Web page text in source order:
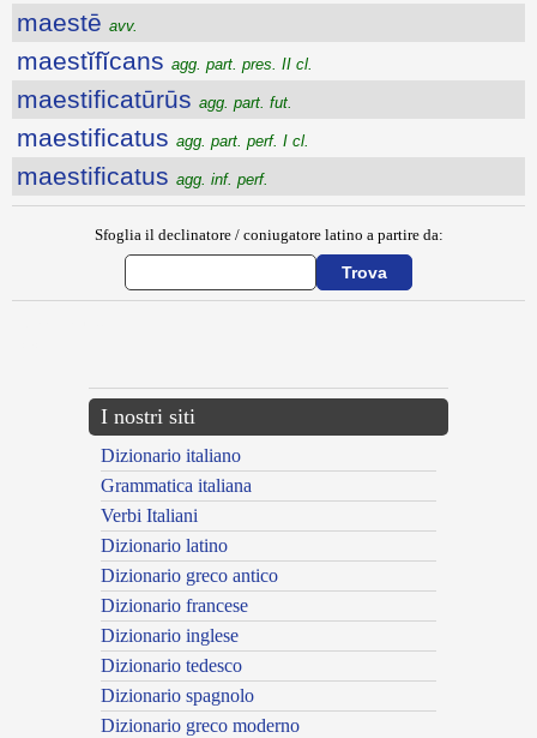
maestē avv.
maestĭfĭcans agg. part. pres. II cl.
maestificatūrūs agg. part. fut.
maestificatus agg. part. perf. I cl.
maestificatus agg. inf. perf.
Sfoglia il declinatore / coniugatore latino a partire da:
I nostri siti
Dizionario italiano
Grammatica italiana
Verbi Italiani
Dizionario latino
Dizionario greco antico
Dizionario francese
Dizionario inglese
Dizionario tedesco
Dizionario spagnolo
Dizionario greco moderno